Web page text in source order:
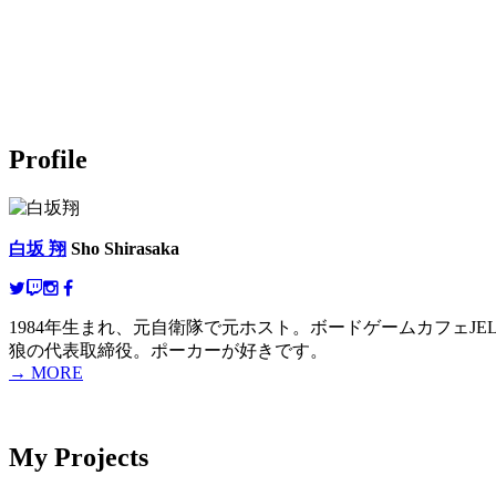
Profile
白坂 翔 Sho Shirasaka
1984年生まれ、元自衛隊で元ホスト。ボードゲームカフェ
狼の代表取締役。ポーカーが好きです。
→ MORE
My Projects